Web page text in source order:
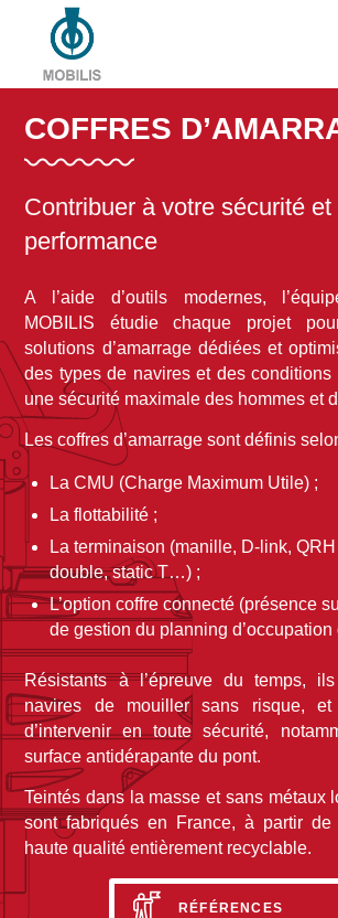
COFFRES
Contribuer à votre sécurité et
performance
A l’aide d’outils modernes,
MOBILIS étudie chaque projet
solutions d’amarrage dédiées et
des types de navires et des conditions
une sécurité maximale des hommes et
Les coffres d’amarrage sont définis
La CMU (Charge Maximum Utile) ;
La flottabilité ;
La terminaison (manille, D-link,
double, static T…) ;
L’option coffre connecté (présence
de gestion du planning
Résistants à l’épreuve du temps,
navires de mouiller sans risque, et
d’intervenir en toute sécurité,
surface antidérapante du pont.
Teintés dans la masse et sans métaux
sont fabriqués en France, à partir de
haute qualité entièrement recyclable.
RÉFÉRENCES